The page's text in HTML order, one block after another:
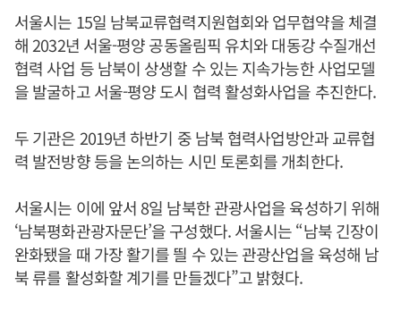
서울시는 15일 남북교류협력지원협회와 업무협약을 체결
해 2032년 서울-평양 공동올림픽 유치와 대동강 수질개선
협력 사업 등 남북이 상생할 수 있는 지속가능한 사업모델
을 발굴하고 서울-평양 도시 협력 활성화사업을 추진한다.
두 기관은 2019년 하반기 중 남북 협력사업방안과 교류협
력 발전방향 등을 논의하는 시민 토론회를 개최한다.
서울시는 이에 앞서 8일 남북한 관광사업을 육성하기 위해
‘남북평화관광자문단’을 구성했다. 서울시는 “남북 긴장이
완화됐을 때 가장 활기를 띌 수 있는 관광산업을 육성해 남
북 류를 활성화할 계기를 만들겠다”고 밝혔다.